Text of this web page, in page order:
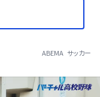
ABEMA サッカー